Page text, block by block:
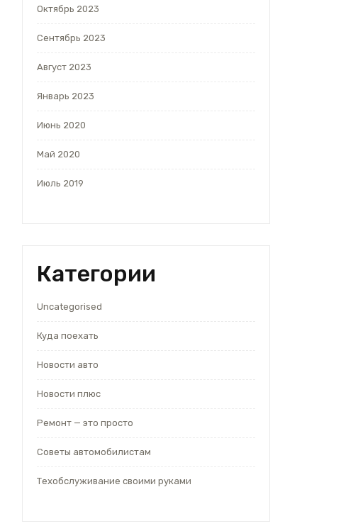
Октябрь 2023
Сентябрь 2023
Август 2023
Январь 2023
Июнь 2020
Май 2020
Июль 2019
Категории
Uncategorised
Куда поехать
Новости авто
Новости плюс
Ремонт — это просто
Советы автомобилистам
Техобслуживание своими руками